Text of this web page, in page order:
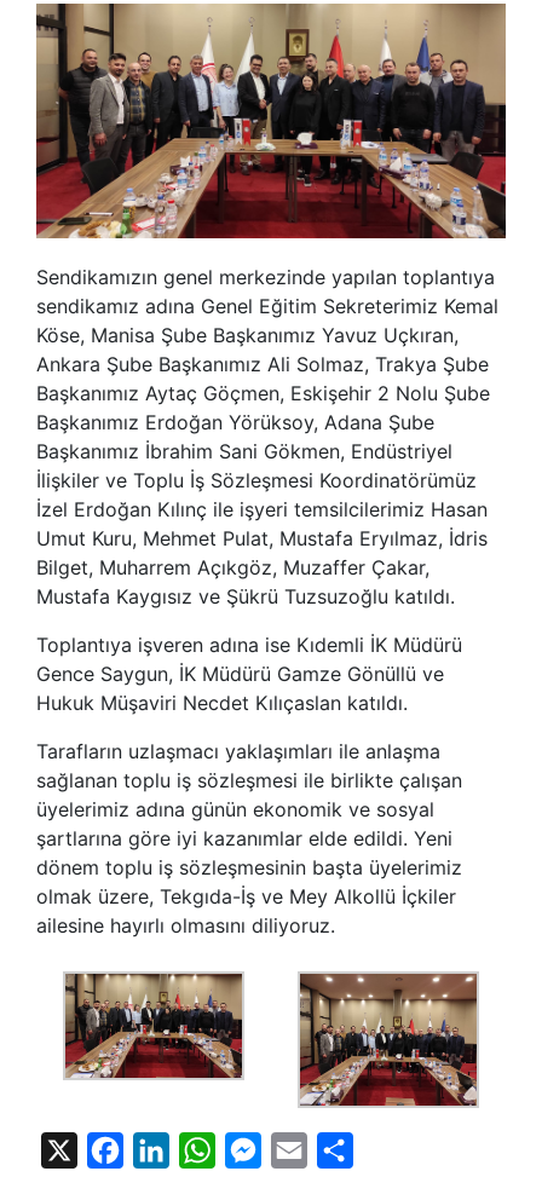
Sendikamızın genel merkezinde yapılan toplantıya
sendikamız adına Genel Eğitim Sekreterimiz Kemal
Köse, Manisa Şube Başkanımız Yavuz Uçkıran,
Ankara Şube Başkanımız Ali Solmaz, Trakya Şube
Başkanımız Aytaç Göçmen, Eskişehir 2 Nolu Şube
Başkanımız Erdoğan Yörüksoy, Adana Şube
Başkanımız İbrahim Sani Gökmen, Endüstriyel
İlişkiler ve Toplu İş Sözleşmesi Koordinatörümüz
İzel Erdoğan Kılınç ile işyeri temsilcilerimiz Hasan
Umut Kuru, Mehmet Pulat, Mustafa Eryılmaz, İdris
Bilget, Muharrem Açıkgöz, Muzaffer Çakar,
Mustafa Kaygısız ve Şükrü Tuzsuzoğlu katıldı.
Toplantıya işveren adına ise Kıdemli İK Müdürü
Gence Saygun, İK Müdürü Gamze Gönüllü ve
Hukuk Müşaviri Necdet Kılıçaslan katıldı.
Tarafların uzlaşmacı yaklaşımları ile anlaşma
sağlanan toplu iş sözleşmesi ile birlikte çalışan
üyelerimiz adına günün ekonomik ve sosyal
şartlarına göre iyi kazanımlar elde edildi. Yeni
dönem toplu iş sözleşmesinin başta üyelerimiz
olmak üzere, Tekgıda-İş ve Mey Alkollü İçkiler
ailesine hayırlı olmasını diliyoruz.
FacebookLinkedInWhatsAppMessenger
Email